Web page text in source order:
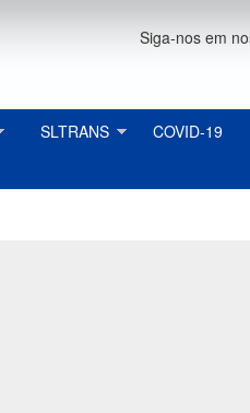
Siga-nos em
SLTRANS COVID-19